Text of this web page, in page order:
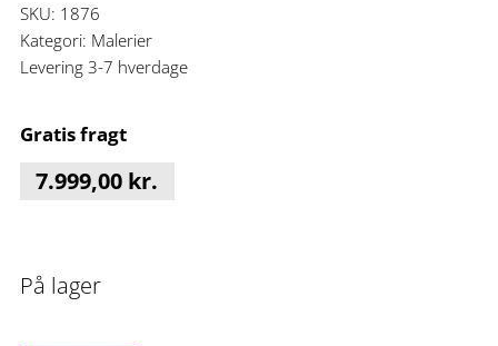
SKU: 1876
Kategori: Malerier
Levering 3-7 hverdage
Gratis fragt
7.999,00 kr.
På lager